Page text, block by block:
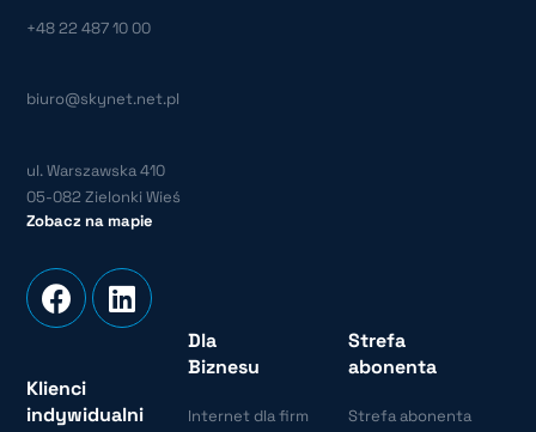
+48 22 487 10 00
biuro@skynet.net.pl
ul. Warszawska 410
05-082 Zielonki Wieś
Zobacz na mapie
Klienci
indywidualni
Dla
Biznesu
Internet dla firm
Strefa
abonenta
Strefa abonenta